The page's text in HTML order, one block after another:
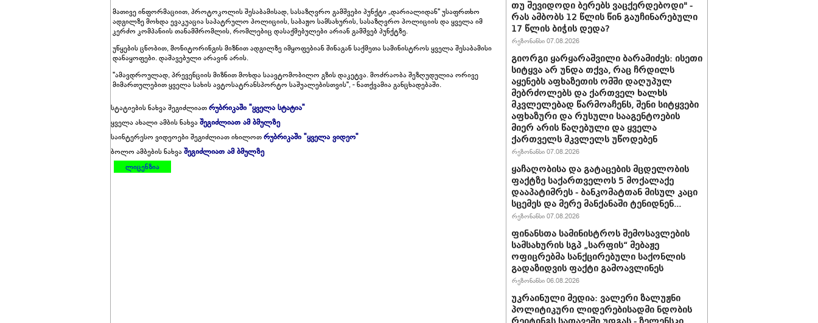
მათივე ინფორმაციით, პროტოკოლის შესაბამისად, სასაზღვრო გამშვები პუნქტი „დარიალიდან" უსაფრთხო
ადგილზე მოხდა ევაკუაცია საპატრულო პოლიციის, საბაჟო სამსახურის, სასაზღვრო პოლიციის და ყველა იმ
კერძო კომპანიის თანამშრომლის, რომლებიც დასაქმებულები არიან გამშვებ პუნქტზე.
უწყების ცნობით, მონიტორინგის მიზნით ადგილზე იმყოფებიან შინაგან საქმეთა სამინისტროს ყველა შესაბამისი
დანაყოფები. დაშავებული არავინ არის.
"ამავდროულად, პრევენციის მიზნით მოხდა საავტომობილო გზის დაკეტვა. მოძრაობა შეზღუდულია ორივე
მიმართულებით ყველა სახის ავტოსატრანსპორტო საშუალებისთვის", - ნათქვამია განცხადებაში.
სტატიების ნახვა შეგიძლიათრუბრიკაში "ყველა სტატია"
ყველა ახალი ამბის ნახვაშეგიძლიათ ამ ბმულზე
საინტერესო ვიდეოები შეგიძლიათ იხილოთრუბრიკაში "ყველა ვიდეო"
ბოლო ამბების ნახვაშეგიძლიათ ამ ბმულზე
ლიცენზია
თუ შევიდოდი ბერებს ვაცქერდებოდი" -
რას ამბობს 12 წლის წინ გაუჩინარებული
17 წლის ბიჭის დედა?
რეზონანსი 07.08.2026
გიორგი ყარყარაშვილი ბარამიძეს: ისეთი
სიტყვა არ უნდა თქვა, რაც ჩრდილს
აყენებს აფხაზეთის ომში დაღუპულ
მებრძოლებს და ქართველ ხალხს
მკვლელებად წარმოაჩენს, შენი სიტყვები
აფხაზური და რუსული სააგენტოების
მიერ არის წაღებული და ყველა
ქართველს მკვლელს უწოდებენ
რეზონანსი 07.08.2026
ყაჩაღობისა და გატაცების მცდელობის
ფაქტზე საქართველოს 5 მოქალაქე
დააპატიმრეს - ბანკომატთან მისულ კაცი
სცემეს და მერე მანქანაში ტენიდნენ...
რეზონანსი 07.08.2026
ფინანსთა სამინისტროს შემოსავლების
სამსახურის სგპ „სარფის“ მებაჟე
ოფიცრებმა სანქცირებული საქონლის
გადაზიდვის ფაქტი გამოავლინეს
რეზონანსი 06.08.2026
უკრაინული მედია: ვალერი ზალუჟნი
პოლიტიკური ლიდერებისადმი ნდობის